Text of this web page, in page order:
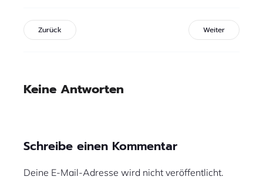
Zurück Weiter
Keine Antworten
Schreibe einen Kommentar
Deine E-Mail-Adresse wird nicht veröffentlicht.